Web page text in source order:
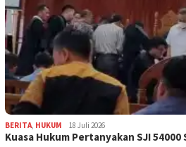
BERITA, HUKUM 18 Juli 2026
Kuasa Hukum Pertanyakan SJI